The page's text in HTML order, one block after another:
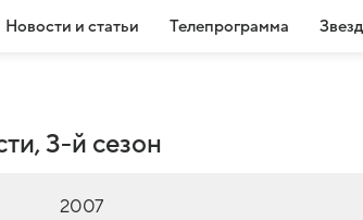
Новости и статьи Телепрограмма
3-й сезон
2007